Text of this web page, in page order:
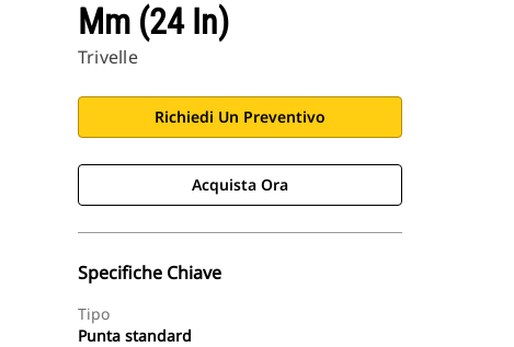
Mm (24 In)
Trivelle
Richiedi Un Preventivo
Acquista Ora
Specifiche Chiave
Tipo
Punta standard